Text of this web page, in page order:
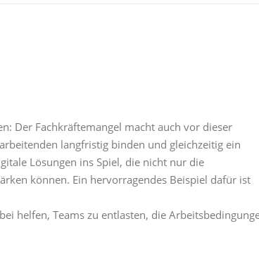
Der Fachkräftemangel macht auch vor dieser
langfristig binden und gleichzeitig ein
Lösungen ins Spiel, die nicht nur die
können. Ein hervorragendes Beispiel dafür ist
helfen, Teams zu entlasten, die